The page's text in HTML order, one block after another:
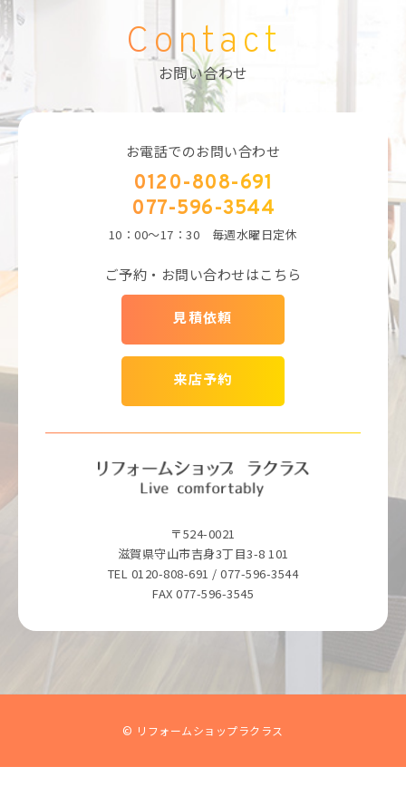
Contact
お問い合わせ
お電話でのお問い合わせ
0120-808-691
077-596-3544
10：00～17：30 毎週水曜日定休
ご予約・お問い合わせはこちら
見積依頼
来店予約
〒524-0021
滋賀県守山市吉身3丁目3-8 101
TEL 0120-808-691 / 077-596-3544
FAX 077-596-3545
© リフォームショップラクラス